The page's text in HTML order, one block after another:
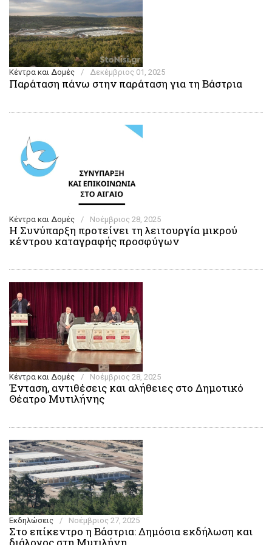
Κέντρα και Δομές / Δεκέμβριος 01, 2025
Παράταση πάνω στην παράταση για τη Βάστρια
Κέντρα και Δομές / Νοέμβριος 28, 2025
Η Συνύπαρξη προτείνει τη λειτουργία μικρού
κέντρου καταγραφής προσφύγων
Κέντρα και Δομές / Νοέμβριος 28, 2025
Ένταση, αντιθέσεις και αλήθειες στο Δημοτικό
Θέατρο Μυτιλήνης
Εκδηλώσεις / Νοέμβριος 27, 2025
Στο επίκεντρο η Βάστρια: Δημόσια εκδήλωση και